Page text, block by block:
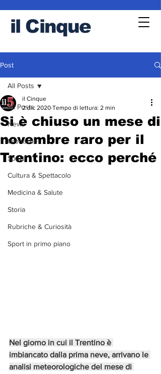
il Cinque
Post
All Posts
News
Cronache
Sport
Cultura & Spettacolo
Medicina & Salute
Storia
Rubriche & Curiosità
Sport in primo piano
All Posts
Si è chiuso un mese di
novembre raro per il
Trentino: ecco perché
il Cinque
2 dic 2020 Tempo di lettura: 2 min
Nel giorno in cui il Trentino è
imbiancato dalla prima neve, arrivano le
analisi meteorologiche del mese di